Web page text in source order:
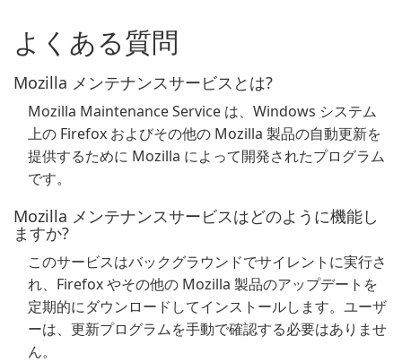
よくある質問
Mozilla メンテナンスサービスとは?
Mozilla Maintenance Service は、Windows システム
上の Firefox およびその他の Mozilla 製品の自動更新を
提供するために Mozilla によって開発されたプログラム
です。
Mozilla メンテナンスサービスはどのように機能し
ますか?
このサービスはバックグラウンドでサイレントに実行さ
れ、Firefox やその他の Mozilla 製品のアップデートを
定期的にダウンロードしてインストールします。ユーザ
ーは、更新プログラムを手動で確認する必要はありませ
ん。